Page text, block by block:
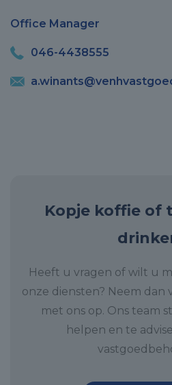
Office Manager
046-4438555
Kopje koffie of
Heeft u vragen of wilt u
onze diensten? Neem dan
met ons op. Ons team
helpen en te